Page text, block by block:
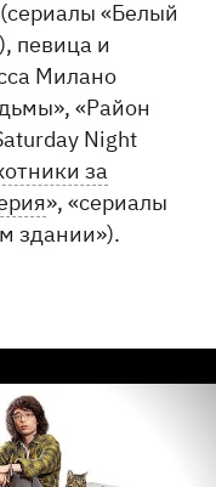
«Белый
певица и
Милано
«Район
Night
за
», «сериалы
здании»).